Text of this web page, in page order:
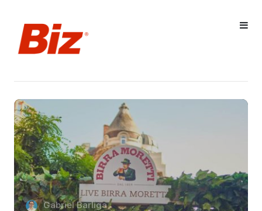
Gabriel Barliga